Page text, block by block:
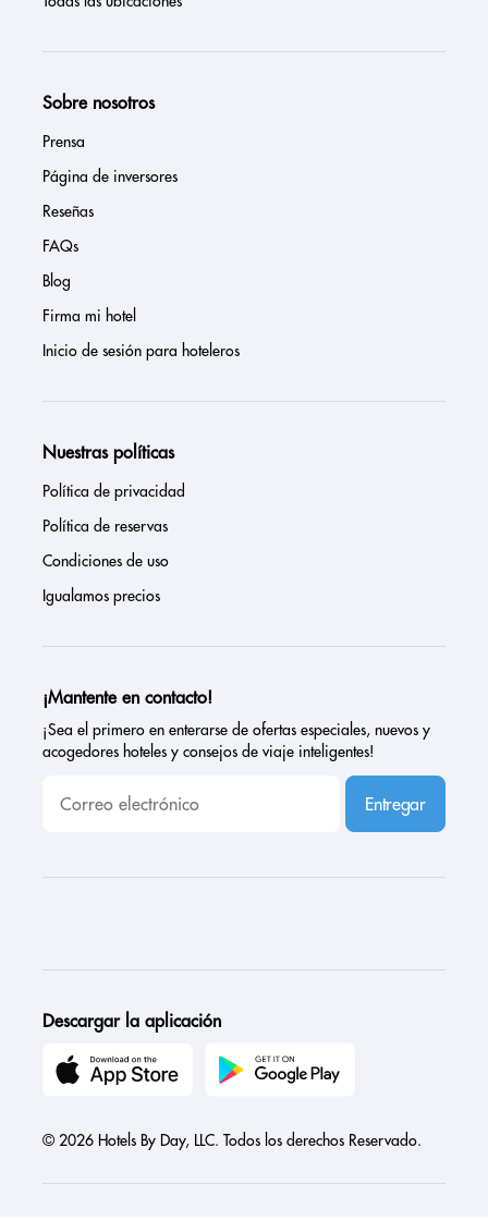
Sobre nosotros
Prensa
Página de inversores
Reseñas
FAQs
Blog
Firma mi hotel
Inicio de sesión para hoteleros
Nuestras políticas
Política de privacidad
Política de reservas
Condiciones de uso
Igualamos precios
¡Mantente en contacto!
¡Sea el primero en enterarse de ofertas especiales, nuevos y
acogedores hoteles y consejos de viaje inteligentes!
Entregar
Descargar la aplicación
© 2026 Hotels By Day, LLC. Todos los derechos Reservado.